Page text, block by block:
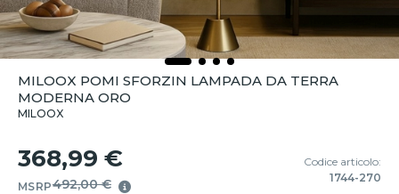
MILOOX POMI SFORZIN LAMPADA DA TERRA
MODERNA ORO
MILOOX
368,99 €
MSRP492,00 €
Codice articolo:
1744-270